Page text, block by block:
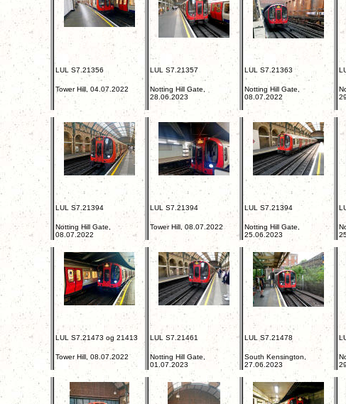
LUL S7.21356
Tower Hill, 04.07.2022
LUL S7.21357
Notting Hill Gate,
28.06.2023
LUL S7.21363
Notting Hill Gate,
08.07.2022
LUL S7.21394
Notting Hill Gate,
08.07.2022
LUL S7.21394
Tower Hill, 08.07.2022
LUL S7.21394
Notting Hill Gate,
25.06.2023
LUL S7.21473 og 21413
Tower Hill, 08.07.2022
LUL S7.21461
Notting Hill Gate,
01.07.2023
LUL S7.21478
South Kensington,
27.06.2023